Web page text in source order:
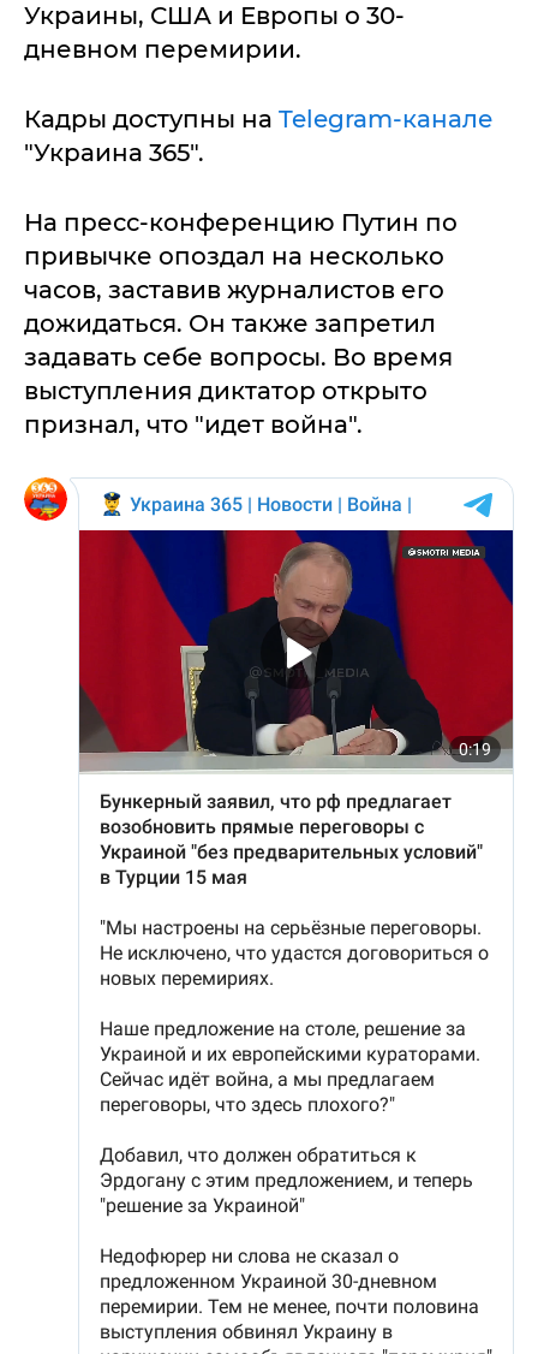
Украины, США и Европы о 30-
дневном перемирии.
Кадры доступны на Telegram-канале
"Украина 365".
На пресс-конференцию Путин по
привычке опоздал на несколько
часов, заставив журналистов его
дожидаться. Он также запретил
задавать себе вопросы. Во время
выступления диктатор открыто
признал, что "идет война".